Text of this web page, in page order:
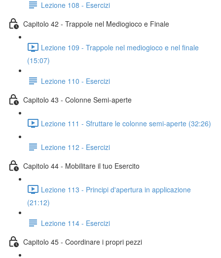
Lezione 108 - Esercizi
Capitolo 42 - Trappole nel Mediogioco e Finale
Lezione 109 - Trappole nel mediogioco e nel finale
(15:07)
Lezione 110 - Esercizi
Capitolo 43 - Colonne Semi-aperte
Lezione 111 - Sfruttare le colonne semi-aperte (32:26)
Lezione 112 - Esercizi
Capitolo 44 - Mobilitare il tuo Esercito
Lezione 113 - Principi d'apertura in applicazione
(21:12)
Lezione 114 - Esercizi
Capitolo 45 - Coordinare i propri pezzi